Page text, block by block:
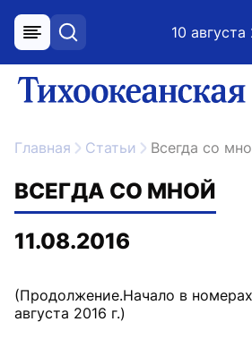
меню поиск 10
ссылка
Главная Статьи Всегда со
ВСЕГДА СО МНОЙ
11.08.2016
(Продолжение.Начало в
августа 2016 г.)